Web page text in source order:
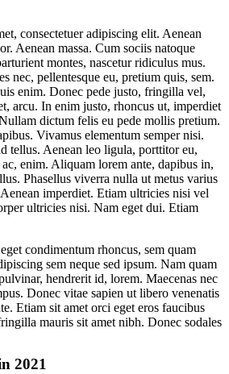
consectetuer adipiscing elit. Aenean
Aenean massa. Cum sociis natoque
montes, nascetur ridiculus mus.
nec, pellentesque eu, pretium quis, sem.
enim. Donec pede justo, fringilla vel,
arcu. In enim justo, rhoncus ut, imperdiet
dictum felis eu pede mollis pretium.
Vivamus elementum semper nisi.
tellus. Aenean leo ligula, porttitor eu,
enim. Aliquam lorem ante, dapibus in,
Phasellus viverra nulla ut metus varius
imperdiet. Etiam ultricies nisi vel
ultricies nisi. Nam eget dui. Etiam
condimentum rhoncus, sem quam
sem neque sed ipsum. Nam quam
hendrerit id, lorem. Maecenas nec
Donec vitae sapien ut libero venenatis
Etiam sit amet orci eget eros faucibus
mauris sit amet nibh. Donec sodales
2021